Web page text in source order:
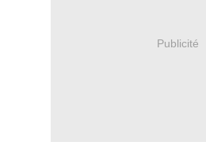
Publicité